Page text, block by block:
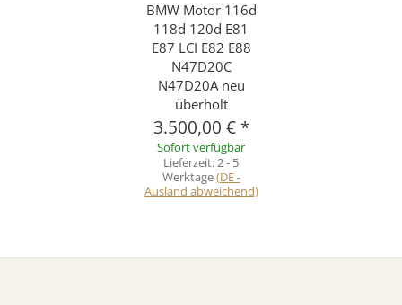
BMW Motor 116d
118d 120d E81
E87 LCI E82 E88
N47D20C
N47D20A neu
überholt
3.500,00 € *
Sofort verfügbar
Lieferzeit:2 - 5
Werktage(DE -
Ausland abweichend)